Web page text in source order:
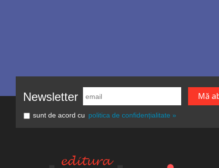
Newsletter
sunt de acord cu politica de confidențialitate »